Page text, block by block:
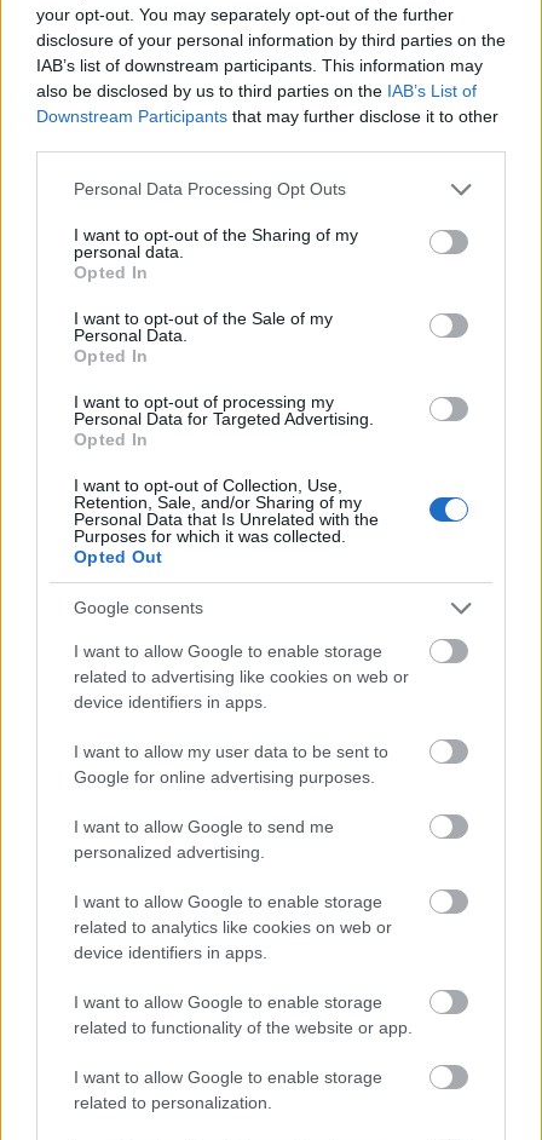
your opt-out. You may separately opt-out of the further
disclosure of your personal information by third parties on the
IAB’s list of downstream participants. This information may
also be disclosed by us to third parties on the IAB’s List of
Downstream Participants that may further disclose it to other
Please note that this website/app uses one or more Google
not limited to your visit or usage behaviour. You may click to
grant or deny consent to Google and its third-party tags to
use your data for below specified purposes in below Google
consent section.
Personal Data Processing Opt Outs
I want to opt-out of the Sharing of my
personal data.
Opted In
I want to opt-out of the Sale of my
Personal Data.
Opted In
I want to opt-out of processing my
Personal Data for Targeted Advertising.
Opted In
I want to opt-out of Collection, Use,
Retention, Sale, and/or Sharing of my
Personal Data that Is Unrelated with the
Purposes for which it was collected.
Opted Out
Google consents
I want to allow Google to enable storage
related to advertising like cookies on web or
device identifiers in apps.
I want to allow my user data to be sent to
Google for online advertising purposes.
I want to allow Google to send me
personalized advertising.
I want to allow Google to enable storage
related to analytics like cookies on web or
device identifiers in apps.
I want to allow Google to enable storage
related to functionality of the website or app.
I want to allow Google to enable storage
related to personalization.
louis vuitton
Φυσικά τα βάζα ήτα πορσελάνινα δοχεία
λουλουδιών είναι αρκετά πιο ακριβά από τις
αληθινές τσάντες, αν μια δερμάτινη Noé BB
κοστίζει 1.520 ευρώ. Βέβαια σύμφωνα με τα girl
math είναι 22,65 ευρώ η χρήση του βάζου αν
Ίσως αξίζει τελικά!
Ακολουθήστε τοjenny.grστο
google
news και μάθετε τα πάντα γύρω από
τις τάσεις της μόδας, τα τέλεια outfits
και τα πιο hot fashion news.
ΔΙΑΒΑΖΟΝΤΑΙ ΤΩΡΑ